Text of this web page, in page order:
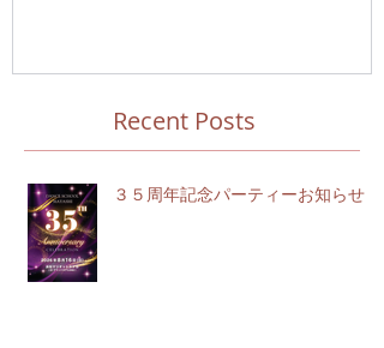
Recent Posts
３５周年記念パーティーお知らせ